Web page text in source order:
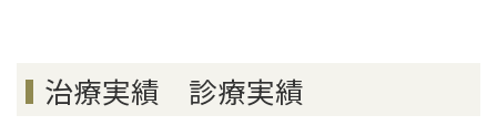
治療実績 診療実績